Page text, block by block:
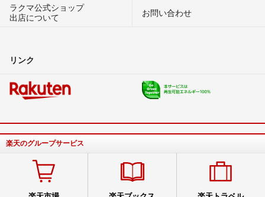
ラクマ公式ショップ
出店について
お問い合わせ
リンク
楽天のグループサービス